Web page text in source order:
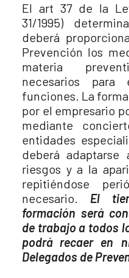
El art 37 de la
31/1995)
deberá
Prevención los
materia
necesarios
funciones. La
por el empresario
mediante
entidades
deberá
riesgos y a la
repitiéndose
necesario. El
formación será
de trabajo a todos
podrá recaer en
Delegados de